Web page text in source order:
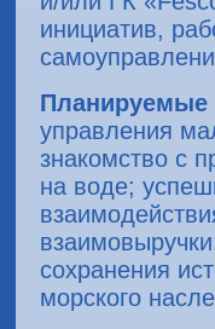
инициатив,
Планируемые
управления
знакомство с
на воде;
сохранения
морского